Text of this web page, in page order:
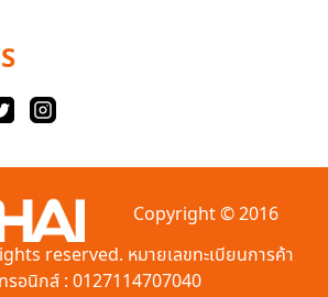
Copyright © 2016
reserved. หมายเลขทะเบียนการค้า
รอนิกส์ : 0127114707040